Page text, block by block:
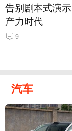
告别剧本式演
产力时代
9
汽车